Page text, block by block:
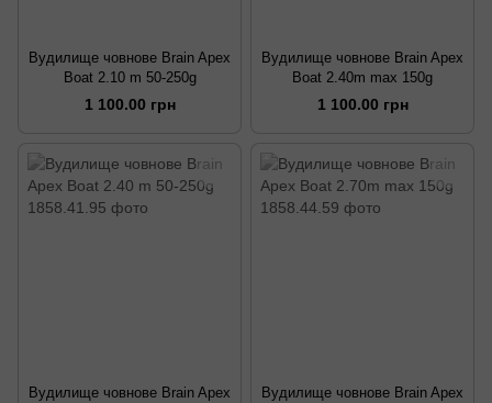
Вудилище човнове Brain Apex
Boat 2.10 m 50-250g
1 100.00 грн
Вудилище човнове Brain Apex
Boat 2.40m max 150g
1 100.00 грн
Вудилище човнове Brain Apex
Вудилище човнове Brain Apex